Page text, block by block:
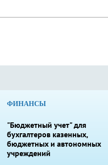
ФИНАНСЫ
"Бюджетный учет" для
бухгалтеров казенных,
бюджетных и автономных
учреждений